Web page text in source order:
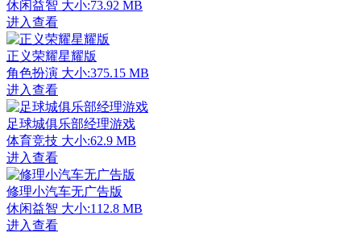
休闲益智 大小:73.92 MB
进入查看
正义荣耀星耀版
角色扮演 大小:375.15 MB
进入查看
足球城俱乐部经理游戏
体育竞技 大小:62.9 MB
进入查看
修理小汽车无广告版
休闲益智 大小:112.8 MB
进入查看